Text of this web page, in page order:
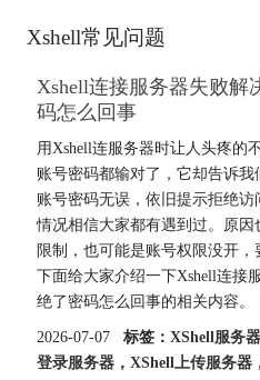
Xshell常见问题
Xshell连接服务器失败解
码怎么回事
用Xshell连服务器时让人头疼的
账号密码都输对了，它却告诉
账号密码无误，依旧提示拒绝
情况相信大家都有遇到过。原
限制，也可能是账号权限没开，
下面给大家介绍一下Xshell连接
绝了密码怎么回事的相关内容。
2026-07-07 标签： XShell服务器
登录服务器， XShell上传服务器